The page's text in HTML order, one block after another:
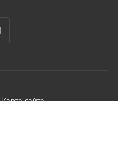
Карта сайта